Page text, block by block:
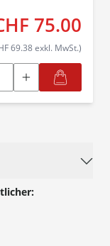
75.00
69.38 exkl. MwSt.)